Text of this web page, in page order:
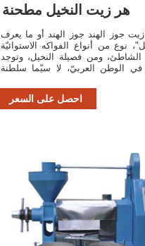
هر زيت النخيل مطحنة
جوز الهند جوز الهند أو ما يعرف
نوع من أنواع الفواكه الاستوائيّة
الشاطئ، ومن فصيلة النخيل، وتوجد
في الوطن العربيّ، لا سيّما سلطنة
احصل على السعر